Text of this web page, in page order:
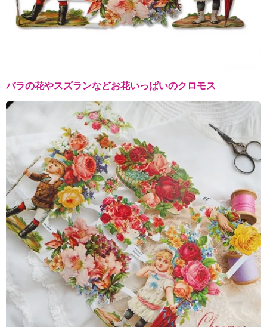
バラの花やスズランなどお花いっぱいのクロモス